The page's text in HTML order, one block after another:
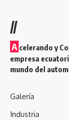
//
A celerando y
empresa
mundo del
Galería
Industria